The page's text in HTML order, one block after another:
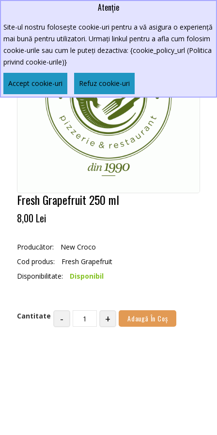
Atenție
Site-ul nostru folosește cookie-uri pentru a vă asigura o experiență
mai bună pentru utilizatori. Urmați linkul pentru a afla cum folosim
cookie-urile sau cum le puteți dezactiva: {cookie_policy_url (Politica
privind cookie-urile)}
Accept cookie-uri Refuz cookie-uri
Fresh Grapefruit 250 ml
8,00 Lei
Producător:
New Croco
Cod produs:
Fresh Grapefruit
Disponibilitate:
Disponibil
Cantitate - + Adaugă În Coş